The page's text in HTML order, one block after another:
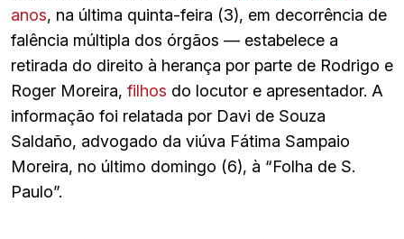
anos, na última quinta-feira (3), em decorrência de
falência múltipla dos órgãos — estabelece a
retirada do direito à herança por parte de Rodrigo e
Roger Moreira, filhos do locutor e apresentador. A
informação foi relatada por Davi de Souza
Saldaño, advogado da viúva Fátima Sampaio
Moreira, no último domingo (6), à “Folha de S.
Paulo”.